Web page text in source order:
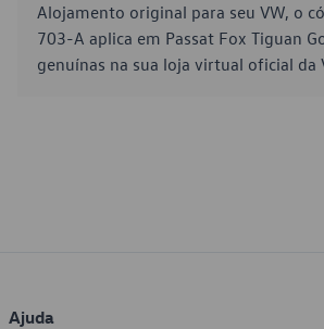
Alojamento original para seu VW, o
703-A aplica em Passat Fox Tiguan
genuínas na sua loja virtual oficial da
Ajuda